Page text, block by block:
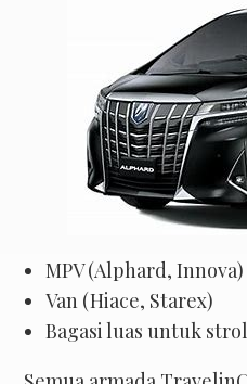
MPV (Alphard, Innova)
Van (Hiace, Starex)
Bagasi luas untuk